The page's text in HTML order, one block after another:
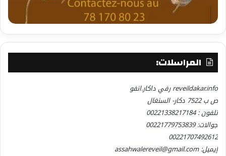
المراسلات:
reveildakar.info رفي داكار.انفو
ص ب 7522 دكار- السنغال
تلفون : 00221338217184
جوالات: 00221779753839
00221707492612
إيميل: assahwalereveil@gmail.com